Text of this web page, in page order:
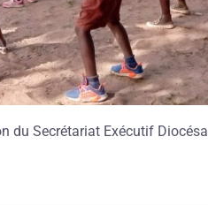
du Secrétariat Exécutif